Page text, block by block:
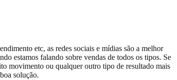
etc, as redes sociais e mídias são a melhor
estamos falando sobre vendas de todos os tipos. Se
movimento ou qualquer outro tipo de resultado mais
solução.